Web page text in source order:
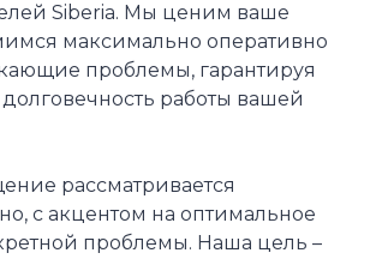
Siberia. Мы ценим ваше
максимально оперативно
проблемы, гарантируя
работы вашей
рассматривается
с акцентом на оптимальное
проблемы. Наша цель –